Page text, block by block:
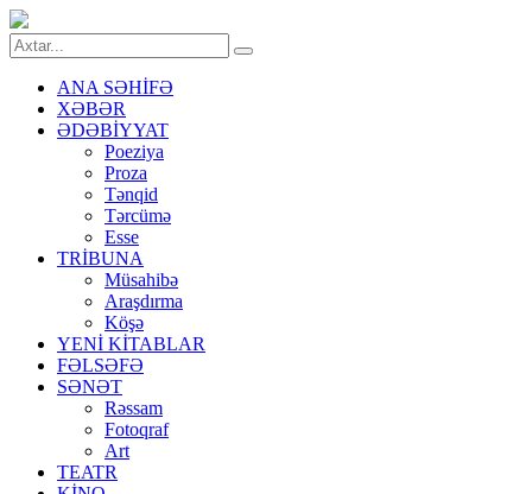
ANA SƏHİFƏ
XƏBƏR
ƏDƏBİYYAT
Poeziya
Proza
Tənqid
Tərcümə
Esse
TRİBUNA
Müsahibə
Araşdırma
Köşə
YENİ KİTABLAR
FƏLSƏFƏ
SƏNƏT
Rəssam
Fotoqraf
Art
TEATR